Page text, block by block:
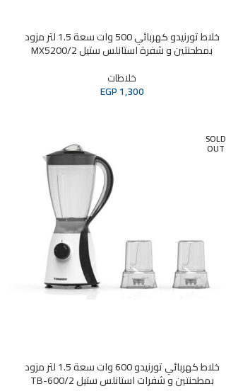
خلاط تورنيدو كهربائي 500 وات سعة 1.5 لتر مزود
بمطحنتين و شفرة استانلس ستيل MX5200/2
خلاطات
EGP1,300
SOLD
OUT
خلاط كهربائي تورنيدو 600 وات سعة 1.5 لتر مزود
بمطحنتين و شفرات استانلس ستيل TB-600/2